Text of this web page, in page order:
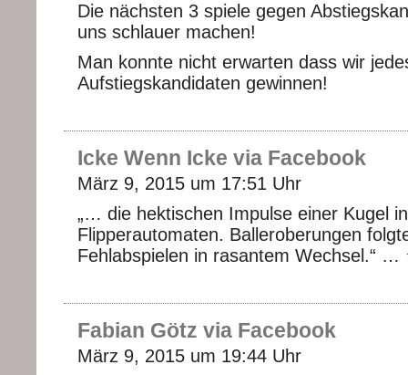
Die nächsten 3 spiele gegen
uns schlauer machen!
Man konnte nicht erwarten dass wir
Aufstiegskandidaten gewinnen!
Icke Wenn Icke via Facebook
März 9, 2015 um 17:51 Uhr
„… die hektischen Impulse einer Kugel
Flipperautomaten. Balleroberungen
Fehlabspielen in rasantem
Fabian Götz via Facebook
März 9, 2015 um 19:44 Uhr